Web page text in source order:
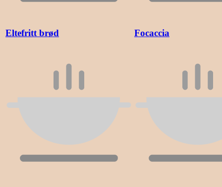
Eltefritt brød Focaccia